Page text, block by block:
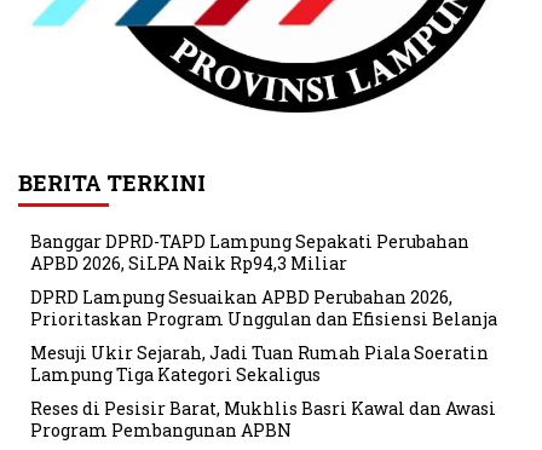
BERITA TERKINI
Banggar DPRD-TAPD Lampung Sepakati Perubahan
APBD 2026, SiLPA Naik Rp94,3 Miliar
DPRD Lampung Sesuaikan APBD Perubahan 2026,
Prioritaskan Program Unggulan dan Efisiensi Belanja
Mesuji Ukir Sejarah, Jadi Tuan Rumah Piala Soeratin
Lampung Tiga Kategori Sekaligus
Reses di Pesisir Barat, Mukhlis Basri Kawal dan Awasi
Program Pembangunan APBN